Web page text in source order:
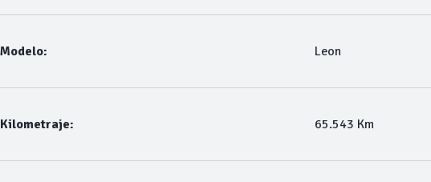
Modelo: Leon
Kilometraje: 65.543 Km